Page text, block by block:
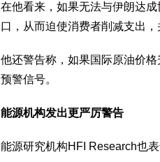
在他看来，如果无法与伊朗达
口，从而迫使消费者削减支出，
他还警告称，如果国际原油价
预警信号。
能源机构发出更严厉警告
能源研究机构HFI Research也表